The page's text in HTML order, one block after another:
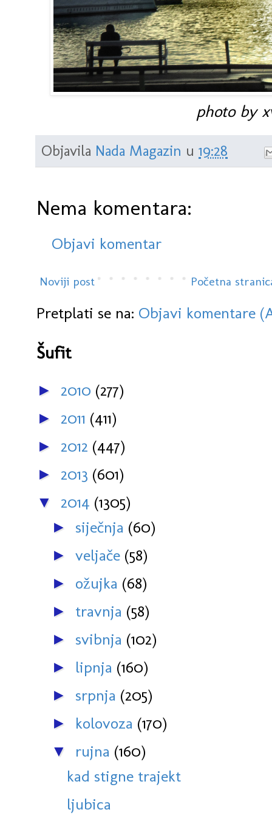
photo by
Objavila Nada Magazin u 19:28
Nema komentara:
Objavi komentar
Noviji post Početna
Pretplati se na: Objavi komentare
Šufit
► 2010 (277)
► 2011 (411)
► 2012 (447)
► 2013 (601)
▼ 2014 (1305)
► siječnja (60)
► veljače (58)
► ožujka (68)
► travnja (58)
► svibnja (102)
► lipnja (160)
► srpnja (205)
► kolovoza (170)
▼ rujna (160)
kad stigne trajekt
ljubica